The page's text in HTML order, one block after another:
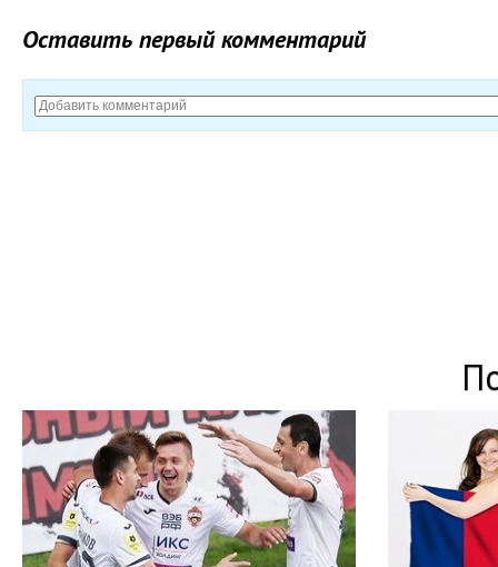
Оставить первый комментарий